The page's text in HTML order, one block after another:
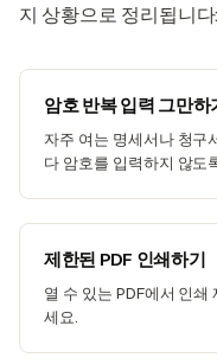
지 상황으로 정리됩니다:
암호 반복 입력 그만하
자주 여는 명세서나 청구
다 암호를 입력하지 않도
제한된 PDF 인쇄하기
열 수 있는 PDF에서 인
세요.